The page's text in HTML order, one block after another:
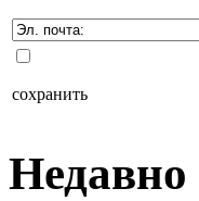
сохранить
Недавно